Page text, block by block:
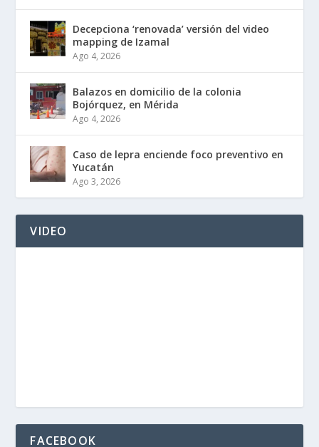
Decepciona ‘renovada’ versión del video
mapping de Izamal
Ago 4, 2026
Balazos en domicilio de la colonia
Bojórquez, en Mérida
Ago 4, 2026
Caso de lepra enciende foco preventivo en
Yucatán
Ago 3, 2026
VIDEO
FACEBOOK